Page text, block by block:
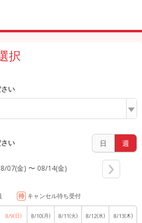
択
い
い 日 週
07(金) 〜 08/14(金)
待 キャンセル待ち受付
8/9(日) 8/10(月) 8/11(火) 8/12(水) 8/13(木)